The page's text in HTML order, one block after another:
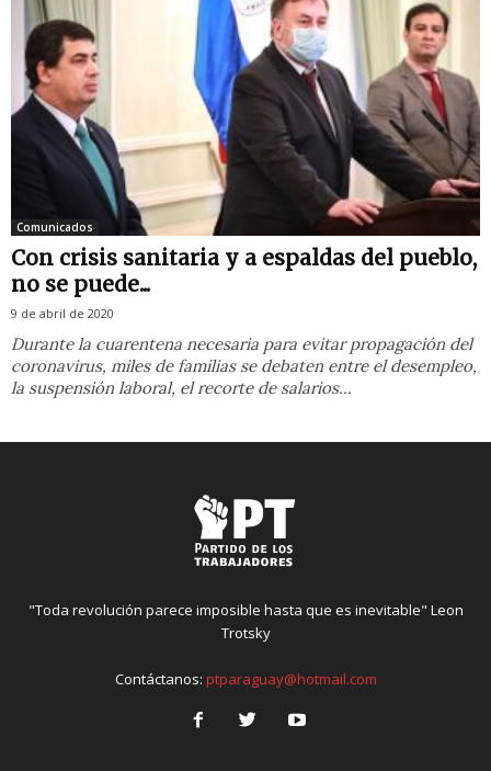
Comunicados
Con crisis sanitaria y a espaldas del pueblo,
no se puede...
9 de abril de 2020
Durante la cuarentena necesaria para evitar propagación del
coronavirus, miles de familias se debaten entre el desempleo,
la suspensión laboral, el recorte de salarios...
"Toda revolución parece imposible hasta que es inevitable" Leon
Trotsky
Contáctanos: ptparaguay@hotmail.com